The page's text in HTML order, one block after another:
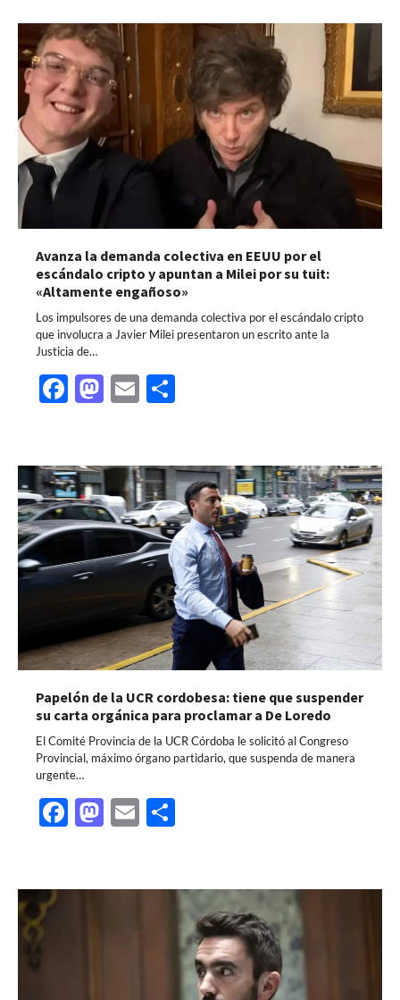
Avanza la demanda colectiva en EEUU por el
escándalo cripto y apuntan a Milei por su tuit:
«Altamente engañoso»
Los impulsores de una demanda colectiva por el escándalo cripto
que involucra a Javier Milei presentaron un escrito ante la
Justicia de…
Facebook
Mastodon
Email
Papelón de la UCR cordobesa: tiene que suspender
su carta orgánica para proclamar a De Loredo
El Comité Provincia de la UCR Córdoba le solicitó al Congreso
Provincial, máximo órgano partidario, que suspenda de manera
urgente…
Facebook
Mastodon
Email